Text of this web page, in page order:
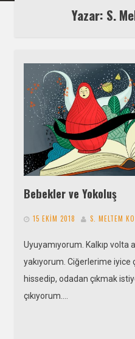
Yazar: S.
Bebekler ve Yokoluş
15 EKIM 2018 S. MELTEM
Uyuyamıyorum. Kalkıp volta
yakıyorum. Ciğerlerime iyice
hissedip, odadan çıkmak
çıkıyorum….